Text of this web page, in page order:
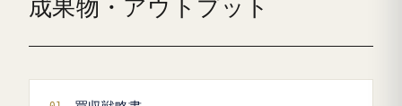
成果物・アウトプット